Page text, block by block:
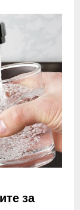
за